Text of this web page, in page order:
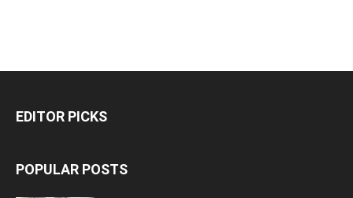
EDITOR PICKS
POPULAR POSTS